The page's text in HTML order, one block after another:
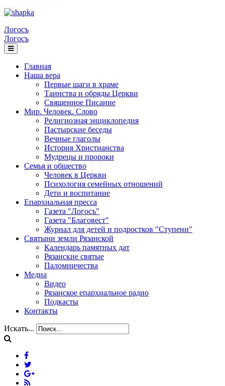
Логосъ
Логосъ
Главная
Наша вера
Первые шаги в храме
Таинства и обряды Церкви
Священное Писание
Мир. Человек. Слово
Религиозная энциклопедия
Пастырские беседы
Вечные глаголы
История Христианства
Мудрецы и пророки
Семья и общество
Человек в Церкви
Психология семейных отношений
Дети и воспитание
Епархиальная пресса
Газета "Логосъ"
Газета "Благовест"
Журнал для детей и подростков "Ступени"
Святыни земли Рязанской
Календарь памятных дат
Рязанские святые
Паломничества
Медиа
Видео
Рязанское епархиальное радио
Подкасты
Контакты
Искать...